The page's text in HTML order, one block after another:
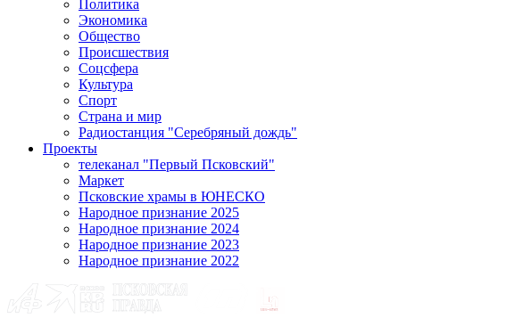
Политика
Экономика
Общество
Происшествия
Соцсфера
Культура
Спорт
Страна и мир
Радиостанция "Серебряный дождь"
Проекты
телеканал "Первый Псковский"
Маркет
Псковские храмы в ЮНЕСКО
Народное признание 2025
Народное признание 2024
Народное признание 2023
Народное признание 2022